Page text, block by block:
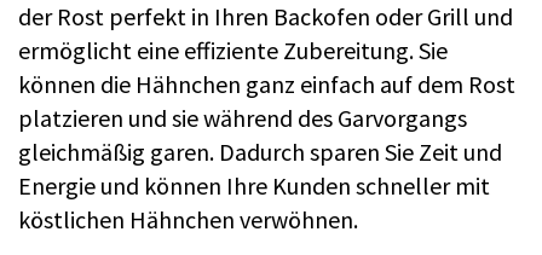
der Rost perfekt in Ihren Backofen oder Grill und
ermöglicht eine effiziente Zubereitung. Sie
können die Hähnchen ganz einfach auf dem Rost
platzieren und sie während des Garvorgangs
gleichmäßig garen. Dadurch sparen Sie Zeit und
Energie und können Ihre Kunden schneller mit
köstlichen Hähnchen verwöhnen.